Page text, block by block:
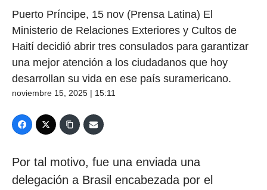
Puerto Príncipe, 15 nov (Prensa Latina) El
Ministerio de Relaciones Exteriores y Cultos de
Haití decidió abrir tres consulados para garantizar
una mejor atención a los ciudadanos que hoy
desarrollan su vida en ese país suramericano.
noviembre 15, 2025 | 15:11
Por tal motivo, fue una enviada una
delegación a Brasil encabezada por el